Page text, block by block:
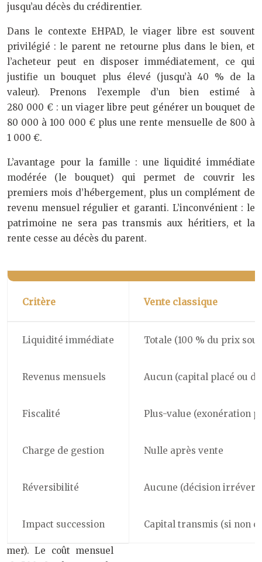
jusqu’au décès du crédirentier.
Dans le contexte EHPAD, le viager libre est souvent
privilégié : le parent ne retourne plus dans le bien, et
l’acheteur peut en disposer immédiatement, ce qui
justifie un bouquet plus élevé (jusqu’à 40 % de la
valeur). Prenons l’exemple d’un bien estimé à
280 000 € : un viager libre peut générer un bouquet de
80 000 à 100 000 € plus une rente mensuelle de 800 à
1 000 €.
L’avantage pour la famille : une liquidité immédiate
modérée (le bouquet) qui permet de couvrir les
premiers mois d’hébergement, plus un complément de
revenu mensuel régulier et garanti. L’inconvénient : le
patrimoine ne sera pas transmis aux héritiers, et la
rente cesse au décès du parent.
Critère Vente classique
Liquidité immédiate Totale (100 % du prix
Revenus mensuels Aucun (capital placé ou
Fiscalité Plus-value (exonération
Charge de gestion Nulle après vente
Réversibilité Aucune (décision
Impact succession Capital transmis (si non